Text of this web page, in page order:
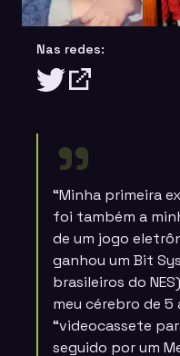
Nas redes:
“Minha primeira
foi também a
de um jogo
ganhou um Bit
brasileiros do
meu cérebro de 5
“videocassete
seguido por um